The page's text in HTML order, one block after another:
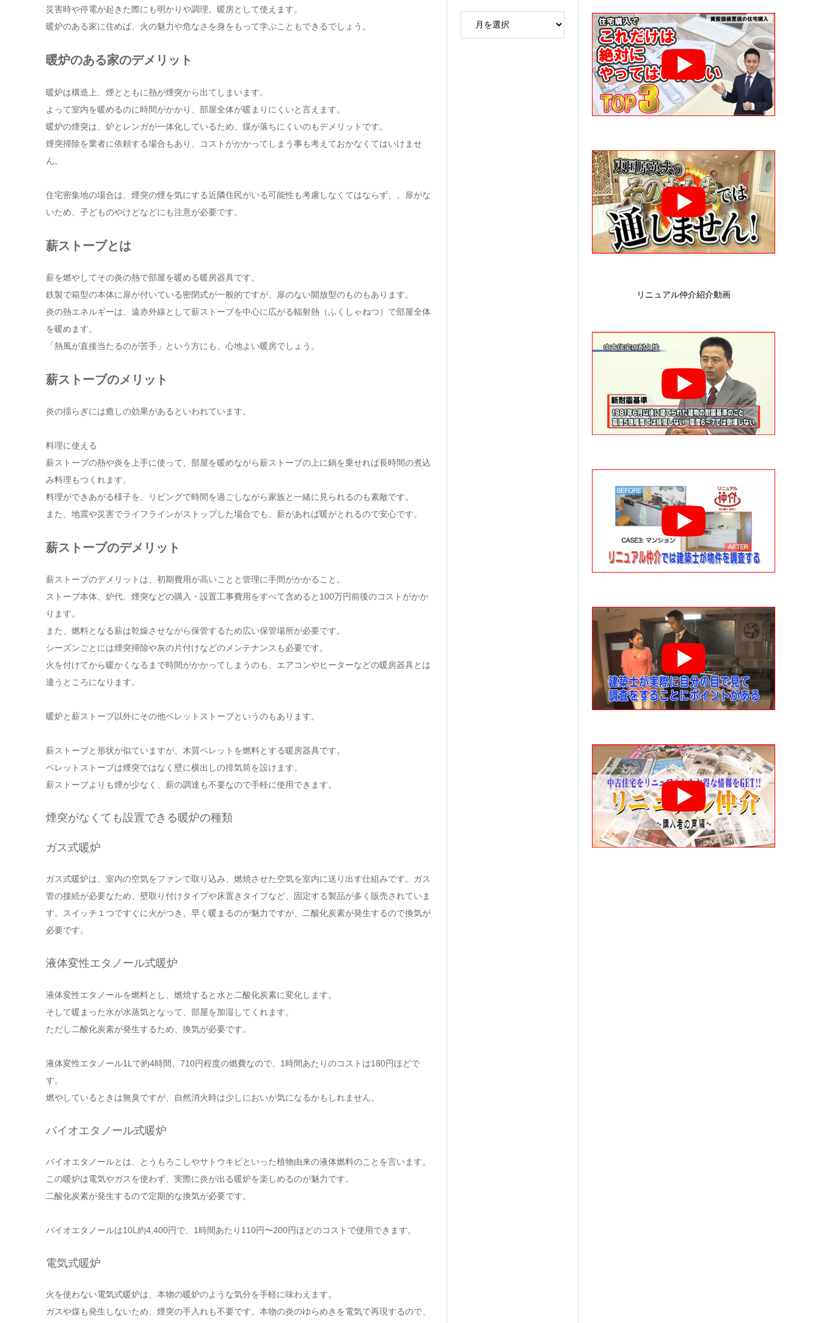
災害時や停電が起きた際にも明かりや調理、暖房として使えます。
暖炉のある家に住めば、火の魅力や危なさを身をもって学ぶこともできるでしょう。
暖炉のある家のデメリット
暖炉は構造上、煙とともに熱が煙突から出てしまいます。
よって室内を暖めるのに時間がかかり、部屋全体が暖まりにくいと言えます。
暖炉の煙突は、炉とレンガが一体化しているため、煤が落ちにくいのもデメリットです。
煙突掃除を業者に依頼する場合もあり、コストがかかってしまう事も考えておかなくてはいけませ
ん。
住宅密集地の場合は、煙突の煙を気にする近隣住民がいる可能性も考慮しなくてはならず、、扉がな
いため、子どものやけどなどにも注意が必要です。
薪ストーブとは
薪を燃やしてその炎の熱で部屋を暖める暖房器具です。
鉄製で箱型の本体に扉が付いている密閉式が一般的ですが、扉のない開放型のものもあります。
炎の熱エネルギーは、遠赤外線として薪ストーブを中心に広がる輻射熱（ふくしゃねつ）で部屋全体
を暖めます。
「熱風が直接当たるのが苦手」という方にも、心地よい暖房でしょう。
薪ストーブのメリット
炎の揺らぎには癒しの効果があるといわれています。
料理に使える
薪ストーブの熱や炎を上手に使って、部屋を暖めながら薪ストーブの上に鍋を乗せれば長時間の煮込
み料理もつくれます。
料理ができあがる様子を、リビングで時間を過ごしながら家族と一緒に見られるのも素敵です。
また、地震や災害でライフラインがストップした場合でも、薪があれば暖がとれるので安心です。
薪ストーブのデメリット
薪ストーブのデメリットは、初期費用が高いことと管理に手間がかかること。
ストーブ本体、炉代、煙突などの購入・設置工事費用をすべて含めると100万円前後のコストがかか
ります。
また、燃料となる薪は乾燥させながら保管するため広い保管場所が必要です。
シーズンごとには煙突掃除や灰の片付けなどのメンテナンスも必要です。
火を付けてから暖かくなるまで時間がかかってしまうのも、エアコンやヒーターなどの暖房器具とは
違うところになります。
暖炉と薪ストーブ以外にその他ペレットストーブというのもあります。
薪ストーブと形状が似ていますが、木質ペレットを燃料とする暖房器具です。
ペレットストーブは煙突ではなく壁に横出しの排気筒を設けます。
薪ストーブよりも煙が少なく、薪の調達も不要なので手軽に使用できます。
煙突がなくても設置できる暖炉の種類
ガス式暖炉
ガス式暖炉は、室内の空気をファンで取り込み、燃焼させた空気を室内に送り出す仕組みです。ガス
管の接続が必要なため、壁取り付けタイプや床置きタイプなど、固定する製品が多く販売されていま
す。スイッチ１つですぐに火がつき、早く暖まるのが魅力ですが、二酸化炭素が発生するので換気が
必要です。
液体変性エタノール式暖炉
液体変性エタノールを燃料とし、燃焼すると水と二酸化炭素に変化します。
そして暖まった水が水蒸気となって、部屋を加湿してくれます。
ただし二酸化炭素が発生するため、換気が必要です。
液体変性エタノール1Lで約4時間、710円程度の燃費なので、1時間あたりのコストは180円ほどで
す。
燃やしているときは無臭ですが、自然消火時は少しにおいが気になるかもしれません。
バイオエタノール式暖炉
バイオエタノールとは、とうもろこしやサトウキビといった植物由来の液体燃料のことを言います。
この暖炉は電気やガスを使わず、実際に炎が出る暖炉を楽しめるのが魅力です。
二酸化炭素が発生するので定期的な換気が必要です。
バイオエタノールは10L約4,400円で、1時間あたり110円〜200円ほどのコストで使用できます。
電気式暖炉
火を使わない電気式暖炉は、本物の暖炉のような気分を手軽に味わえます。
ガスや煤も発生しないため、煙突の手入れも不要です。本物の炎のゆらめきを電気で再現するので、
リニュアル仲介紹介動画